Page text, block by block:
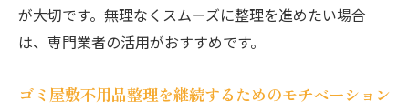
が大切です。無理なくスムーズに整理を進めたい場合
は、専門業者の活用がおすすめです。
ゴミ屋敷不用品整理を継続するためのモチベーション